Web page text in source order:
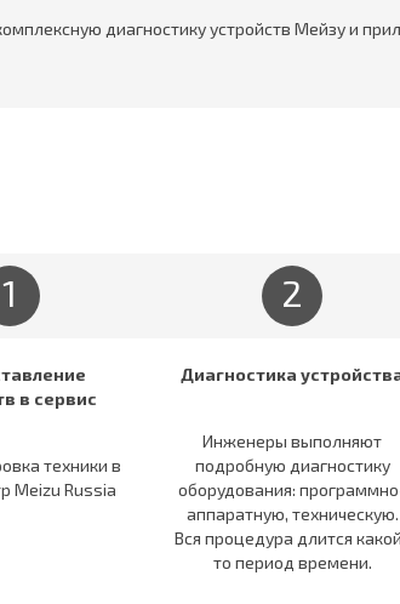
диагностику устройств Мейзу и
1
в сервис
техники в
Meizu Russia
2
Диагностика
Инженеры выполняют
подробную диагностику
оборудования:
аппаратную, техническую.
Вся процедура длится
то период времени.